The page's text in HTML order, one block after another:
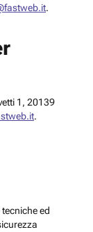
.
1, 20139
.
ed